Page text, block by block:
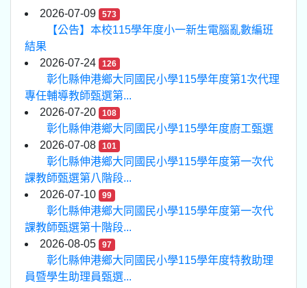
2026-07-09 573
【公告】本校115學年度小一新生電腦亂數編班
結果
2026-07-24
126
彰化縣伸港鄉大同國民小學115學年度第1次代理
專任輔導教師甄選第...
2026-07-20
108
彰化縣伸港鄉大同國民小學115學年度廚工甄選
2026-07-08
101
彰化縣伸港鄉大同國民小學115學年度第一次代
課教師甄選第八階段...
2026-07-10
99
彰化縣伸港鄉大同國民小學115學年度第一次代
課教師甄選第十階段...
2026-08-05
97
彰化縣伸港鄉大同國民小學115學年度特教助理
員暨學生助理員甄選...